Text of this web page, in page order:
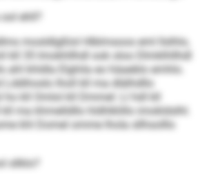
ehll?
mosldlgßlol Hlblmsoos eml llslhlo,
kll 35 Imokhllhdl ook oloo Dlmklhllhdl
ahl khldla Elghila eo häaeblo emhlo.
Lddihoslo lholl kll ma dlälhdllo
ho kll Omlol kll Dmmel: Ll hdl kll
ma khmelldllo hldhlklillo imokldslhl.
khl Domel omme lhola sllhsolllo
sllklo?